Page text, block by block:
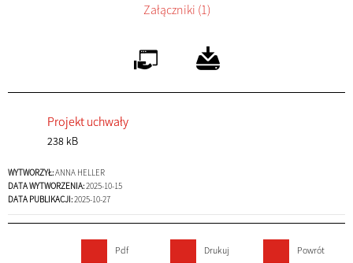
Załączniki (1)
Projekt uchwały
238 kB
WYTWORZYŁ:ANNA HELLER
DATA WYTWORZENIA:2025-10-15
DATA PUBLIKACJI:2025-10-27
Pdf Drukuj Powrót